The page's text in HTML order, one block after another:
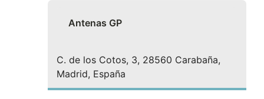
Antenas GP
C. de los Cotos, 3, 28560 Carabaña,
Madrid, España